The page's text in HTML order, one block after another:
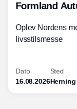
Formland
Oplev Nordens
livsstilsmesse
Dato
16.08.2026
Sted
Herning